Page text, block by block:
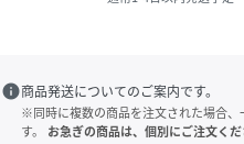
info商品発送についてのご案内です。
※同時に複数の商品を注文された場合
す。
お急ぎの商品は、個別にご注文くだ